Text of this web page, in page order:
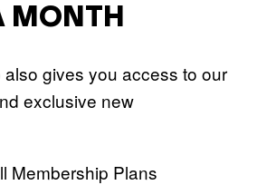
MONTH
gives you access to our
exclusive new
Membership Plans